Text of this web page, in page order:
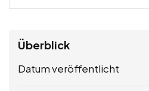
Überblick
Datum veröffentlicht